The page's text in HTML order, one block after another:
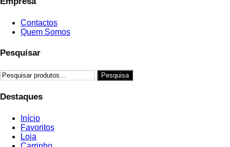
Contactos
Quem Somos
Pesquisar
Pesquisar
por:
Pesquisa
Destaques
Início
Favoritos
Loja